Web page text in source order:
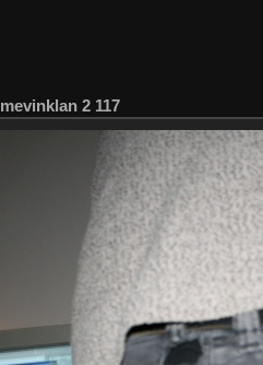
mevinklan 2 117